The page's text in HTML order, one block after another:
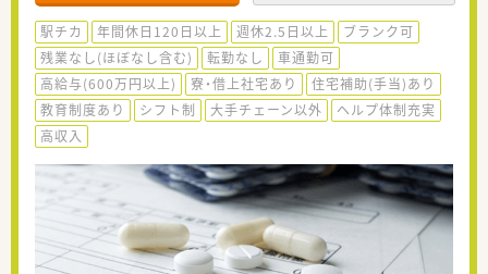
駅チカ 年間休日120日以上 週休2.5日以上
ブランク可
残業なし(ほぼなし含む)
転勤なし
車通勤可
高給与(600万円以上)
寮・借上社宅あり
住宅補助(手当)あり
教育制度あり
シフト制 大手チェーン以外
ヘルプ体制充実
高収入